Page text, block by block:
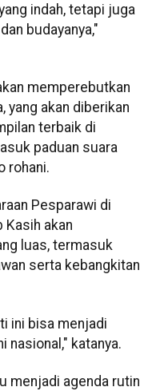
indah, tetapi juga
budayanya,"
memperebutkan
yang akan diberikan
terbaik di
paduan suara
rohani.
Pesparawi di
Kasih akan
luas, termasuk
serta kebangkitan
ini bisa menjadi
nasional," katanya.
menjadi agenda rutin